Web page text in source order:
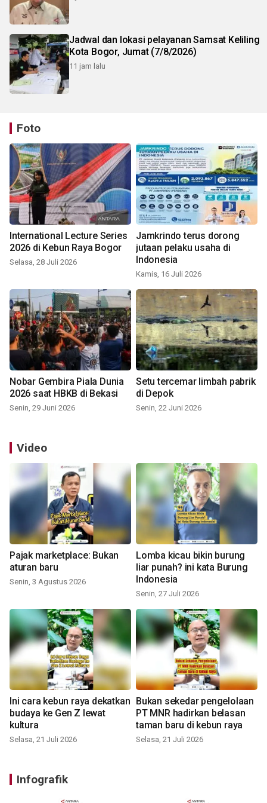
Jadwal dan lokasi pelayanan Samsat Keliling
Kota Bogor, Jumat (7/8/2026)
11 jam lalu
Foto
International Lecture Series
2026 di Kebun Raya Bogor
Selasa, 28 Juli 2026
Jamkrindo terus dorong
jutaan pelaku usaha di
Indonesia
Kamis, 16 Juli 2026
Nobar Gembira Piala Dunia
2026 saat HBKB di Bekasi
Senin, 29 Juni 2026
Setu tercemar limbah pabrik
di Depok
Senin, 22 Juni 2026
Video
Pajak marketplace: Bukan
aturan baru
Senin, 3 Agustus 2026
Lomba kicau bikin burung
liar punah? ini kata Burung
Indonesia
Senin, 27 Juli 2026
Ini cara kebun raya dekatkan
budaya ke Gen Z lewat
kultura
Selasa, 21 Juli 2026
Bukan sekedar pengelolaan
PT MNR hadirkan belasan
taman baru di kebun raya
Selasa, 21 Juli 2026
Infografik